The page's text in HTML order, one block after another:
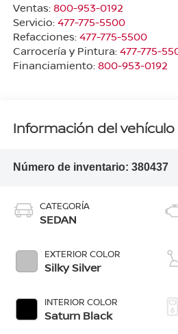
Ventas: 800-953-0192
Servicio: 477-775-5500
Refacciones: 477-775-5500
Carrocería y Pintura: 477-775-
Financiamiento: 800-953-0192
Información del vehículo
Número de inventario: 380437
CATEGORÍA
SEDAN
EXTERIOR COLOR
Silky Silver
INTERIOR COLOR
Saturn Black